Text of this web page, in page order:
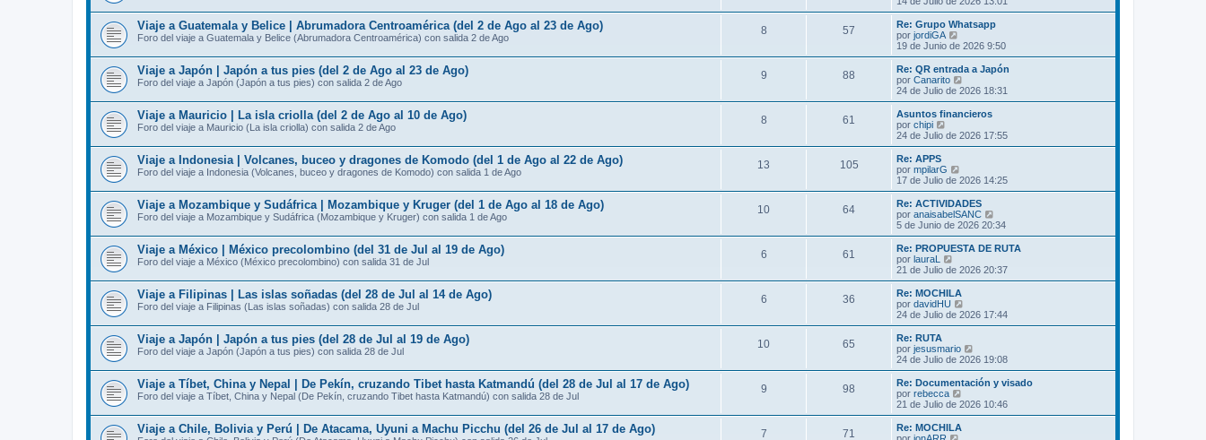
j
e
e
s
a
j
e
o
m
e
s
j
e
r
ú
t
m
o
m
e
s
j
e
Viaje a Guatemala y Belice | Abrumadora Centroamérica (del 2 de Ago al 23 de Ago)
Foro del viaje a Guatemala y Belice (Abrumadora Centroamérica) con salida 2 de Ago
8 57
Re: Grupo Whatsapp
por jordiGA
e
r
ú
l
t
o
m
e
a
j
e
19 de Junio de 2026 9:50
Viaje a Japón | Japón a tus pies (del 2 de Ago al 23 de Ago)
Foro del viaje a Japón (Japón a tus pies) con salida 2 de Ago
9 88
Re: QR entrada a Japón
por Canarito
e
r
ú
t
m
e
s
a
j
e
24 de Julio de 2026 18:31
Viaje a Mauricio | La isla criolla (del 2 de Ago al 10 de Ago)
Foro del viaje a Mauricio (La isla criolla) con salida 2 de Ago
8 61
Asuntos financieros
por chipi
e
r
l
t
m
o
m
e
s
a
j
e
24 de Julio de 2026 17:55
Viaje a Indonesia | Volcanes, buceo y dragones de Komodo (del 1 de Ago al 22 de Ago)
Foro del viaje a Indonesia (Volcanes, buceo y dragones de Komodo) con salida 1 de Ago
13 105
Re: APPS
por mpilarG
e
r
ú
l
t
m
o
m
e
s
a
j
e
17 de Julio de 2026 14:25
Viaje a Mozambique y Sudáfrica | Mozambique y Kruger (del 1 de Ago al 18 de Ago)
Foro del viaje a Mozambique y Sudáfrica (Mozambique y Kruger) con salida 1 de Ago
10 64
Re: ACTIVIDADES
por anaisabelSANC
e
r
ú
t
m
e
j
e
5 de Junio de 2026 20:34
Viaje a México | México precolombino (del 31 de Jul al 19 de Ago)
Foro del viaje a México (México precolombino) con salida 31 de Jul
6 61
Re: PROPUESTA DE RUTA
por lauraL
e
r
ú
l
t
o
m
e
s
a
j
e
21 de Julio de 2026 20:37
Viaje a Filipinas | Las islas soñadas (del 28 de Jul al 14 de Ago)
Foro del viaje a Filipinas (Las islas soñadas) con salida 28 de Jul
6 36
Re: MOCHILA
por davidHU
e
r
l
t
o
m
e
24 de Julio de 2026 17:44
Viaje a Japón | Japón a tus pies (del 28 de Jul al 19 de Ago)
Foro del viaje a Japón (Japón a tus pies) con salida 28 de Jul
10 65
Re: RUTA
por jesusmario
e
r
ú
t
24 de Julio de 2026 19:08
Viaje a Tíbet, China y Nepal | De Pekín, cruzando Tibet hasta Katmandú (del 28 de Jul al 17 de Ago)
Foro del viaje a Tíbet, China y Nepal (De Pekín, cruzando Tibet hasta Katmandú) con salida 28 de Jul
9 98
Re: Documentación y visado
por rebecca
e
r
21 de Julio de 2026 10:46
Viaje a Chile, Bolivia y Perú | De Atacama, Uyuni a Machu Picchu (del 26 de Jul al 17 de Ago) 7 71
Re: MOCHILA